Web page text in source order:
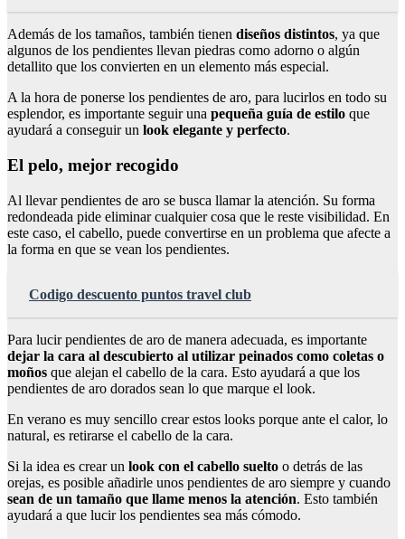
Además de los tamaños, también tienen diseños distintos, ya que
algunos de los pendientes llevan piedras como adorno o algún
detallito que los convierten en un elemento más especial.
A la hora de ponerse los pendientes de aro, para lucirlos en todo su
esplendor, es importante seguir una pequeña guía de estilo que
ayudará a conseguir un look elegante y perfecto.
El pelo, mejor recogido
Al llevar pendientes de aro se busca llamar la atención. Su forma
redondeada pide eliminar cualquier cosa que le reste visibilidad. En
este caso, el cabello, puede convertirse en un problema que afecte a
la forma en que se vean los pendientes.
Codigo descuento puntos travel club
Para lucir pendientes de aro de manera adecuada, es importante
dejar la cara al descubierto al utilizar peinados como coletas o
moños que alejan el cabello de la cara. Esto ayudará a que los
pendientes de aro dorados sean lo que marque el look.
En verano es muy sencillo crear estos looks porque ante el calor, lo
natural, es retirarse el cabello de la cara.
Si la idea es crear un look con el cabello suelto o detrás de las
orejas, es posible añadirle unos pendientes de aro siempre y cuando
sean de un tamaño que llame menos la atención. Esto también
ayudará a que lucir los pendientes sea más cómodo.